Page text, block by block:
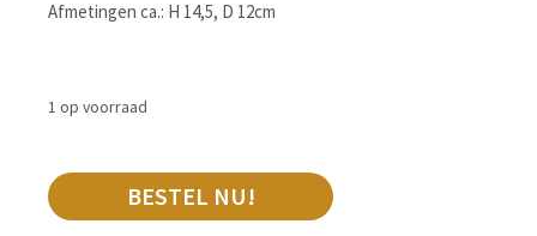
Afmetingen ca.: H 14,5, D 12cm
1 op voorraad
BESTEL NU!